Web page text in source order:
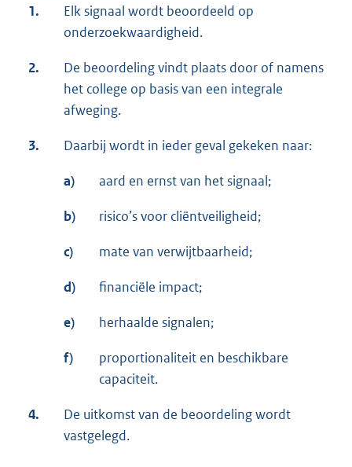
1.
Elk signaal wordt beoordeeld op
onderzoekwaardigheid.
2.
De beoordeling vindt plaats door of namens
het college op basis van een integrale
afweging.
3. Daarbij wordt in ieder geval gekeken naar:
a) aard en ernst van het signaal;
b) risico’s voor cliëntveiligheid;
c) mate van verwijtbaarheid;
d) financiële impact;
e) herhaalde signalen;
f)
proportionaliteit en beschikbare
capaciteit.
4.
De uitkomst van de beoordeling wordt
vastgelegd.